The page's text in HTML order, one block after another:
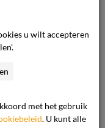
data 2025
en De
hun
u wilt accepteren
met het gebruik
. U kunt alle